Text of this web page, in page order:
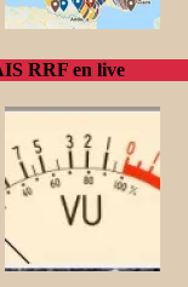
RRF en live